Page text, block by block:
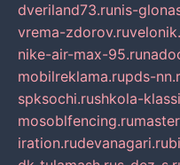
dveriland73.runis-
vrema-zdorov.ru
nike-air-max-95.ru
mobilreklama.rupds-
spksochi.rushkola-
mosoblfencing.ru
iration.rudevanagari.ru